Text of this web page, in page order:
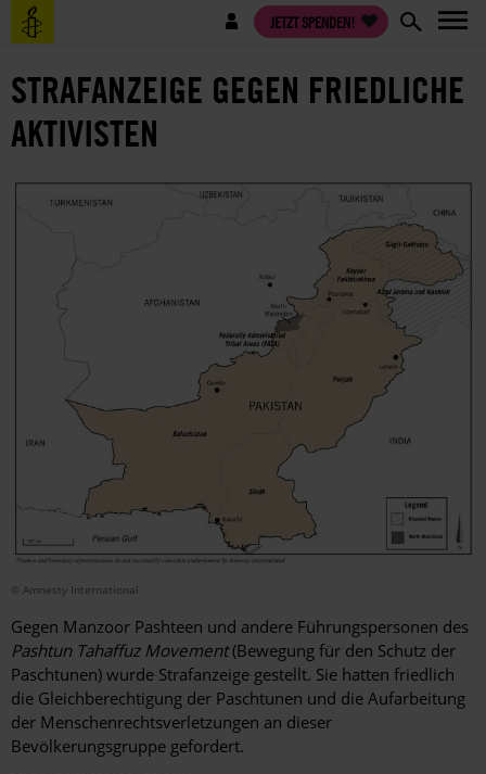
Direkt
zum
Benutzermenü JETZT SPENDEN!
STRAFANZEIGE GEGEN FRIEDLICHE
AKTIVISTEN
© Amnesty International
Gegen Manzoor Pashteen und andere Führungspersonen des
Pashtun Tahaffuz Movement(Bewegung für den Schutz der
Paschtunen) wurde Strafanzeige gestellt. Sie hatten friedlich
die Gleichberechtigung der Paschtunen und die Aufarbeitung
der Menschenrechtsverletzungen an dieser
Bevölkerungsgruppe gefordert.